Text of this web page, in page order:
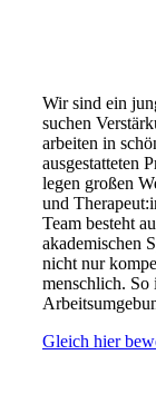
Wir sind ein
suchen
arbeiten in
ausgestatteten
legen großen
und
Team besteht
akademischen
nicht nur
menschlich. So
Gleich hier